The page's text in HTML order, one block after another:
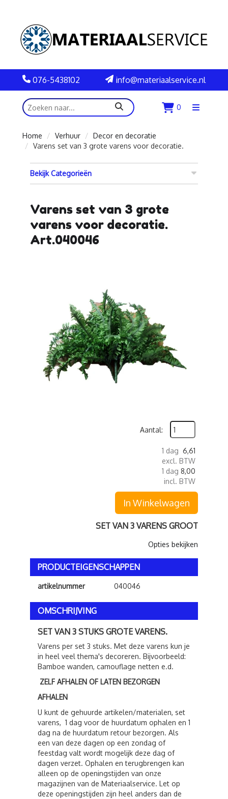
076-5438102 info@materiaalservice.nl
zoeken 0
Menu
Home
Verhuur
Decor en decoratie
Varens set van 3 grote varens voor decoratie.
Bekijk Categorieën
Varens set van 3 grote
varens voor decoratie.
Art.040046
Aantal:
1 dag 6,61
excl. BTW
1 dag 8,00
incl. BTW
In Winkelwagen
SET VAN 3 VARENS GROOT
Opties bekijken
PRODUCTEIGENSCHAPPEN
artikelnummer 040046
OMSCHRIJVING
SET VAN 3 STUKS GROTE VARENS.
Varens per set 3 stuks. Met deze varens kun je
in heel veel thema's decoreren. Bijvoorbeeld:
Bamboe wanden, camouflage netten e.d.
ZELF AFHALEN OF LATEN BEZORGEN
AFHALEN
U kunt de gehuurde artikelen/materialen, set
varens, 1 dag voor de huurdatum ophalen en 1
dag na de huurdatum retour bezorgen. Als
een van deze dagen op een zondag of
feestdag valt wordt mogelijk deze dag of
dagen verzet. Ophalen en terugbrengen kan
alleen op de openingstijden van onze
magazijnen van de Materiaalservice. Let op
deze openingstijden zijn heel anders dan de